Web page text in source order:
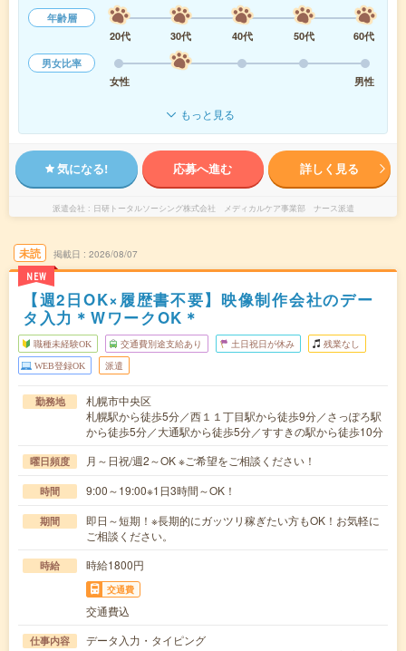
年齢層
20代
30代 40代 50代
60代
男女比率
女性
男性
もっと見る
気になる! 応募へ進む 詳しく見る
派遣会社 日研トータルソーシング株式会社 メディカルケア事業部 ナース派遣
未読
NEW
掲載日 2026/08/07
【週2日OK×履歴書不要】映像制作会社のデー
タ入力＊WワークOK＊
職種未経験OK 交通費別途支給あり 土日祝日が休み 残業なし
WEB登録OK 派遣
勤務地
札幌市中央区
札幌駅から徒歩5分／西１１丁目駅から徒歩9分／さっぽろ駅
から徒歩5分／大通駅から徒歩5分／すすきの駅から徒歩10分
曜日頻度 月～日祝/週2～OK ※ご希望をご相談ください！
時間 9:00～19:00※1日3時間～OK！
期間
即日～短期！※長期的にガッツリ稼ぎたい方もOK！お気軽に
ご相談ください。
時給 時給1800円
交通費
交通費込
仕事内容
データ入力・タイピング